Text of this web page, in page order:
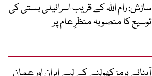
سازش: رام اللہ کے قریب اسرائیلی بستی کی
توسیع کا منصوبہ منظرِ عام پر